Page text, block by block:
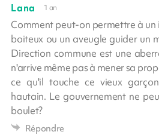
Lana 1 an
Comment peut-on permettre à un
boiteux ou un aveugle guider un
Direction commune est une
n'arrive même pas à mener sa
ce qu'il touche ce vieux
hautain. Le gouvernement ne
boulet?
Répondre